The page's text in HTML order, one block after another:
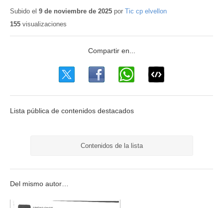
Subido el 9 de noviembre de 2025 por Tic cp elvellon
155 visualizaciones
Lista pública de contenidos destacados
Contenidos de la lista
Del mismo autor…